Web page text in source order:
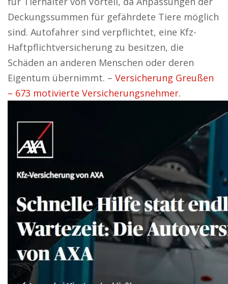
Deckungssummen für gefährdete Tiere möglich
sind. Autofahrer sind verpflichtet, eine Kfz-
Haftpflichtversicherung zu besitzen, die
Schäden an anderen Menschen oder deren
Eigentum übernimmt. – Versicherung Greußen
– 673 motivierte Versicherungsnehmer.